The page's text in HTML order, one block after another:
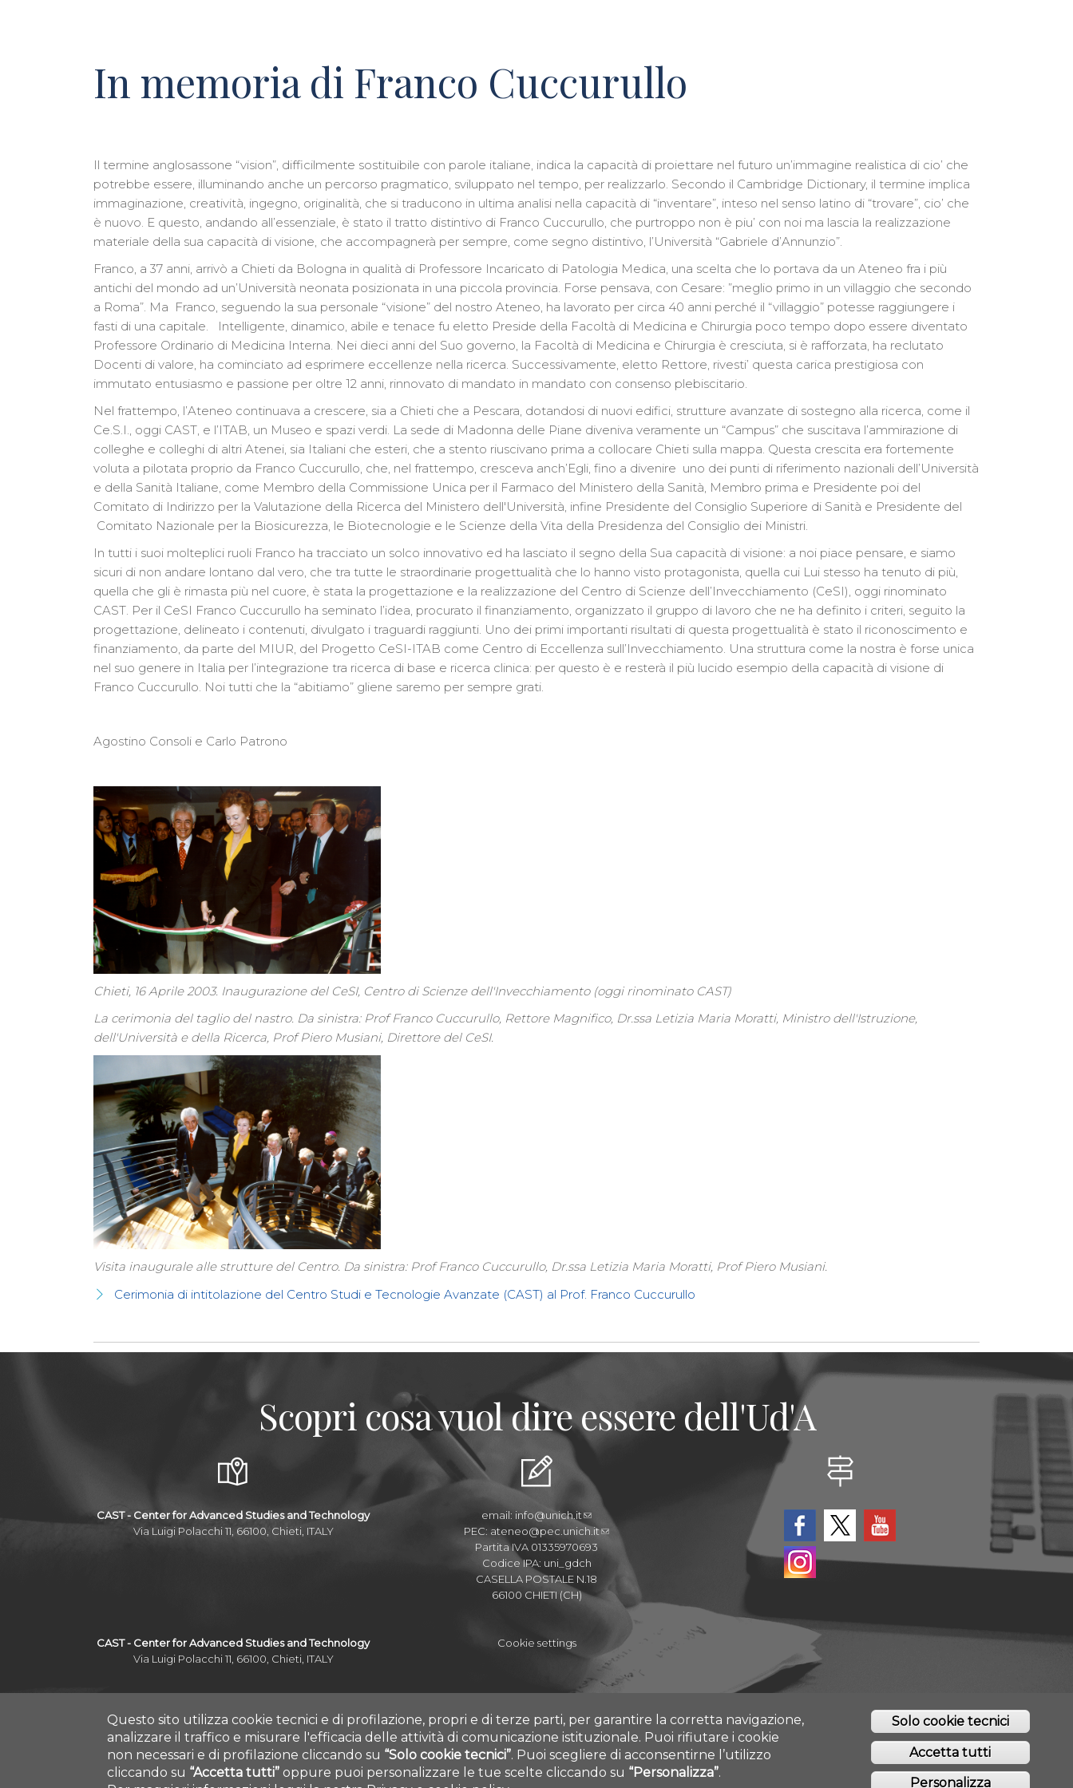
In memoria di Franco Cuccurullo
Il termine anglosassone “vision”, difficilmente sostituibile con parole italiane, indica la capacità di proiettare nel futuro un’immagine realistica di cio’ che
potrebbe essere, illuminando anche un percorso pragmatico, sviluppato nel tempo, per realizzarlo. Secondo il Cambridge Dictionary, il termine implica
immaginazione, creatività, ingegno, originalità, che si traducono in ultima analisi nella capacità di “inventare”, inteso nel senso latino di “trovare”, cio’ che
è nuovo. E questo, andando all’essenziale, è stato il tratto distintivo di Franco Cuccurullo, che purtroppo non è piu’ con noi ma lascia la realizzazione
materiale della sua capacità di visione, che accompagnerà per sempre, come segno distintivo, l’Università “Gabriele d’Annunzio”.
Franco, a 37 anni, arrivò a Chieti da Bologna in qualità di Professore Incaricato di Patologia Medica, una scelta che lo portava da un Ateneo fra i più
antichi del mondo ad un’Università neonata posizionata in una piccola provincia. Forse pensava, con Cesare: ”meglio primo in un villaggio che secondo
a Roma”. Ma Franco, seguendo la sua personale “visione” del nostro Ateneo, ha lavorato per circa 40 anni perché il “villaggio” potesse raggiungere i
fasti di una capitale. Intelligente, dinamico, abile e tenace fu eletto Preside della Facoltà di Medicina e Chirurgia poco tempo dopo essere diventato
Professore Ordinario di Medicina Interna. Nei dieci anni del Suo governo, la Facoltà di Medicina e Chirurgia è cresciuta, si è rafforzata, ha reclutato
Docenti di valore, ha cominciato ad esprimere eccellenze nella ricerca. Successivamente, eletto Rettore, rivesti’ questa carica prestigiosa con
immutato entusiasmo e passione per oltre 12 anni, rinnovato di mandato in mandato con consenso plebiscitario.
Nel frattempo, l’Ateneo continuava a crescere, sia a Chieti che a Pescara, dotandosi di nuovi edifici, strutture avanzate di sostegno alla ricerca, come il
Ce.S.I., oggi CAST, e l’ITAB, un Museo e spazi verdi. La sede di Madonna delle Piane diveniva veramente un “Campus” che suscitava l’ammirazione di
colleghe e colleghi di altri Atenei, sia Italiani che esteri, che a stento riuscivano prima a collocare Chieti sulla mappa. Questa crescita era fortemente
voluta a pilotata proprio da Franco Cuccurullo, che, nel frattempo, cresceva anch’Egli, fino a divenire uno dei punti di riferimento nazionali dell’Università
e della Sanità Italiane, come Membro della Commissione Unica per il Farmaco del Ministero della Sanità, Membro prima e Presidente poi del
Comitato di Indirizzo per la Valutazione della Ricerca del Ministero dell'Università, infine Presidente del Consiglio Superiore di Sanità e Presidente del
Comitato Nazionale per la Biosicurezza, le Biotecnologie e le Scienze della Vita della Presidenza del Consiglio dei Ministri.
In tutti i suoi molteplici ruoli Franco ha tracciato un solco innovativo ed ha lasciato il segno della Sua capacità di visione: a noi piace pensare, e siamo
sicuri di non andare lontano dal vero, che tra tutte le straordinarie progettualità che lo hanno visto protagonista, quella cui Lui stesso ha tenuto di più,
quella che gli è rimasta più nel cuore, è stata la progettazione e la realizzazione del Centro di Scienze dell’Invecchiamento (CeSI), oggi rinominato
CAST. Per il CeSI Franco Cuccurullo ha seminato l’idea, procurato il finanziamento, organizzato il gruppo di lavoro che ne ha definito i criteri, seguito la
progettazione, delineato i contenuti, divulgato i traguardi raggiunti. Uno dei primi importanti risultati di questa progettualità è stato il riconoscimento e
finanziamento, da parte del MIUR, del Progetto CeSI-ITAB come Centro di Eccellenza sull’Invecchiamento. Una struttura come la nostra è forse unica
nel suo genere in Italia per l’integrazione tra ricerca di base e ricerca clinica: per questo è e resterà il più lucido esempio della capacità di visione di
Franco Cuccurullo. Noi tutti che la “abitiamo” gliene saremo per sempre grati.
Agostino Consoli e Carlo Patrono
Chieti, 16 Aprile 2003. Inaugurazione del CeSI, Centro di Scienze dell'Invecchiamento (oggi rinominato CAST)
La cerimonia del taglio del nastro. Da sinistra: Prof Franco Cuccurullo, Rettore Magnifico, Dr.ssa Letizia Maria Moratti, Ministro dell'Istruzione,
dell'Università e della Ricerca, Prof Piero Musiani, Direttore del CeSI.
Visita inaugurale alle strutture del Centro. Da sinistra: Prof Franco Cuccurullo, Dr.ssa Letizia Maria Moratti, Prof Piero Musiani.
Cerimonia di intitolazione del Centro Studi e Tecnologie Avanzate (CAST) al Prof. Franco Cuccurullo
Scopri cosa vuol dire essere dell'Ud'A
CAST - Center for Advanced Studies and Technology
Via Luigi Polacchi 11, 66100, Chieti, ITALY
email: info@unich.it
PEC: ateneo@pec.unich.it
Partita IVA 01335970693
Codice IPA: uni_gdch
CASELLA POSTALE N.18
66100 CHIETI (CH)
CAST - Center for Advanced Studies and Technology
Via Luigi Polacchi 11, 66100, Chieti, ITALY
Cookie settings
COPYRIGHT © 2019. ALL RIGHTS RESERVED - UNIVERSITÀ DEGLI STUDI GABRIELE D'ANNUNZIO - CHIETI/PESCARA
Questo sito utilizza cookie tecnici e di profilazione, propri e di terze parti, per garantire la corretta navigazione,
analizzare il traffico e misurare l'efficacia delle attività di comunicazione istituzionale. Puoi rifiutare i cookie
non necessari e di profilazione cliccando su “Solo cookie tecnici”. Puoi scegliere di acconsentirne l’utilizzo
cliccando su “Accetta tutti” oppure puoi personalizzare le tue scelte cliccando su “Personalizza”.
Solo cookie tecnici
Accetta tutti
Personalizza